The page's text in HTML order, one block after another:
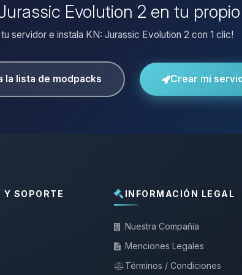
Evolution 2 en tu
tu servidor e instala KN: Jurassic Evolution 2 con 1 clic!
la lista de modpacks Crear mi
Y SOPORTE INFORMACIÓN LEGAL
Nuestra Compañía
Menciones Legales
Términos / Condiciones